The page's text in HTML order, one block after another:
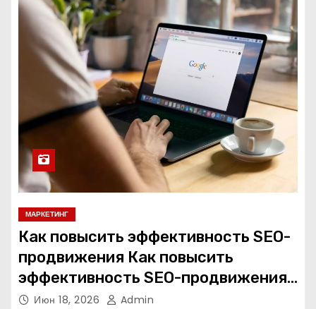
МАРКЕТИНГ
Как повысить эффективность SEO-
продвижения Как повысить
эффективность SEO-продвижения
в 2026 году
Июн 18, 2026 Admin